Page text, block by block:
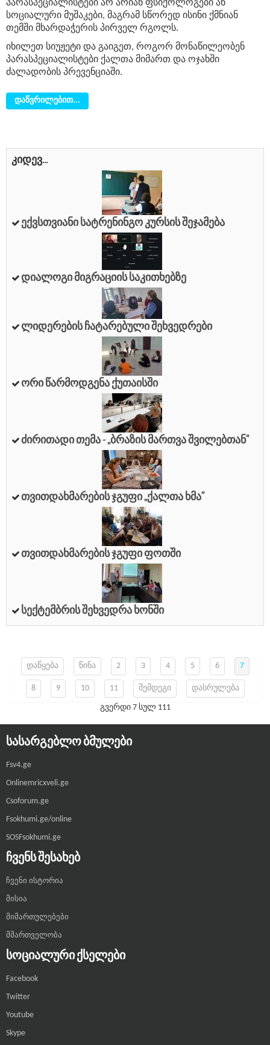
პარასპეციალისტები არ არიან ფსიქოლოგები ან
სოციალური მუშაკები, მაგრამ სწორედ ისინი ქმნიან
თემში მხარდაჭერის პირველ რგოლს.
იხილეთ სიუჟეტი და გაიგეთ, როგორ მონაწილეობენ
პარასპეციალისტები ქალთა მიმართ და ოჯახში
ძალადობის პრევენციაში.
დაწვრილებით...
კიდევ...
Ექვსთვიანი Სატრენინგო Კურსის Შეჯამება
Დიალოგი Მიგრაციის Საკითხებზე
Ლიდერების Ჩატარებული Შეხვედრები
Ორი Წარმოდგენა Ქუთაისში
Ძირითადი Თემა - „ბრაზის Მართვა Შვილებთან“
Თვითდახმარების Ჯგუფი „ქალთა Ხმა“
Თვითდახმარების Ჯგუფი Ფოთში
Სექტემბრის Შეხვედრა Ხონში
დაწყება წინა 2 3 4 5 6 7
8 9 10 11 შემდეგი დასრულება
გვერდი 7 სულ 111
ᲡᲐᲡᲐᲠᲒᲔᲑᲚᲝ ᲑᲛᲣᲚᲔᲑᲘ
Fsv4.ge
Onlinemricxveli.ge
Csoforum.ge
Fsokhumi.ge/online
SOSFsokhumi.ge
ᲩᲕᲔᲜᲡ ᲨᲔᲡᲐᲮᲔᲑ
ჩვენი ისტორია
მისია
მიმართულებები
მმართველობა
ᲡᲝᲪᲘᲐᲚᲣᲠᲘ ᲥᲡᲔᲚᲔᲑᲘ
Facebook
Twitter
Youtube
Skype